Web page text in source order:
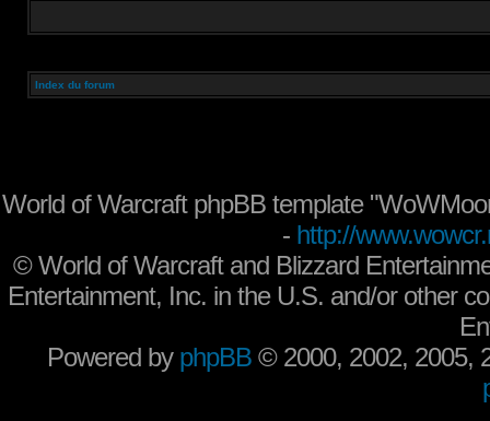
Index du forum
World of Warcraft phpBB template
- http://
©World of Warcraft and Blizzard
Entertainment, Inc. in the U.S. and/or other
Powered by phpBB © 2000, 2002, 2005,